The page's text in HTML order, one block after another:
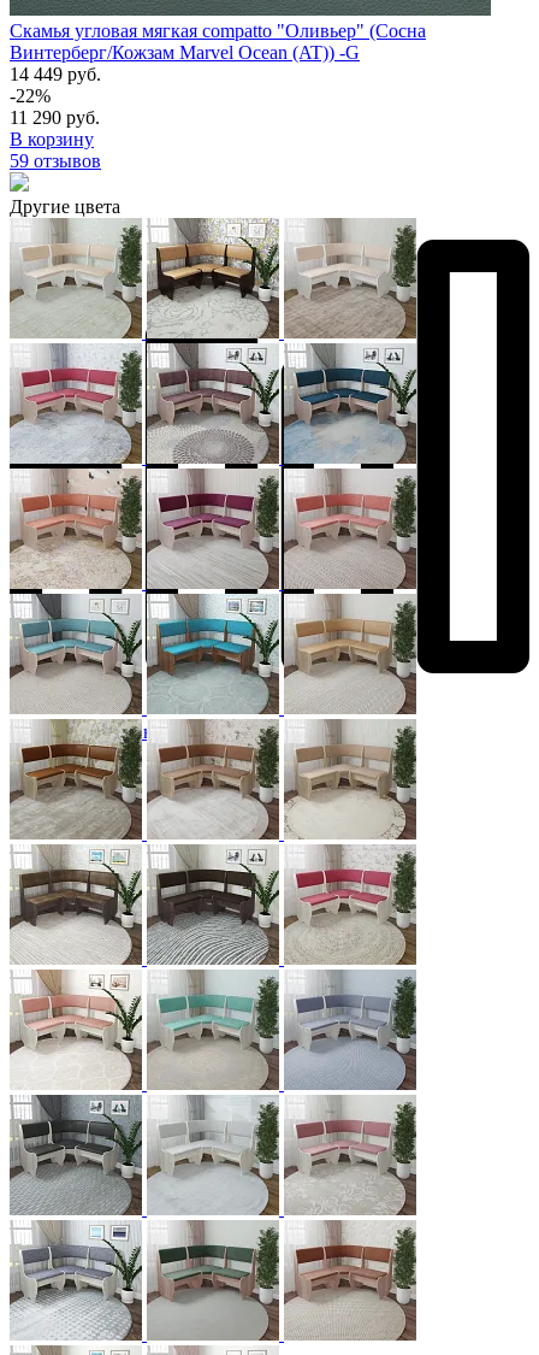
Скамья угловая мягкая compatto "Оливьер" (Сосна
Винтерберг/Кожзам Marvel Ocean (AT)) -G
14 449 руб.
-22%
11 290 руб.
В корзину
59 отзывов
Добавить к сравнению
Другие цвета